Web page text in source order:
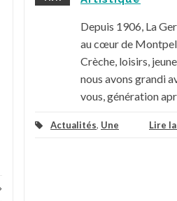
Depuis 1906, La
au cœur de
Crèche, loisirs,
nous avons grandi
vous, génération
Actualités, Une Lire